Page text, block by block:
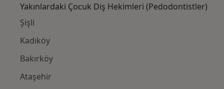
Yakınlardaki Çocuk Diş Hekimleri (Pedodontistler)
Şişli
Kadıköy
Bakırköy
Ataşehir